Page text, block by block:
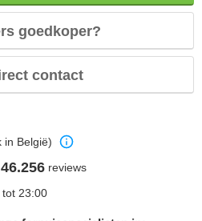
goedkoper?
contact
in België)
46.256 reviews
tot 23:00